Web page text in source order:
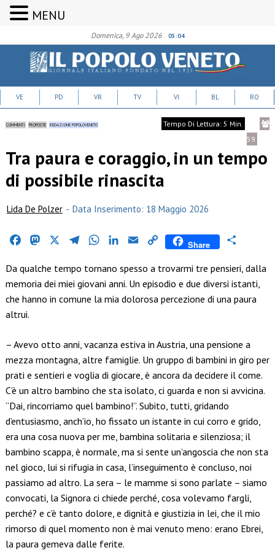
Domenica, 9 Ago 2026 05:04
VE PD VR TV VI BL RO
COMMENTI PROPOSTE REDAZIONE POPOLOVENETO
Tempo Di Lettura: 5 Min.
59
Tra paura e coraggio, in un tempo
di possibile rinascita
Lida De Polzer - Data Inserimento: 18 Maggio 2026
FacebookMastodon TelegramWhatsAppLinkedIn
Email Copy
Share
Da qualche tempo tornano spesso a trovarmi tre pensieri, dalla
memoria dei miei giovani anni. Un episodio e due diversi istanti,
che hanno in comune la mia dolorosa percezione di una paura
altrui.
– Avevo otto anni, vacanza estiva in Austria, una pensione a
mezza montagna, altre famiglie. Un gruppo di bambini in giro per
prati e sentieri e voglia di giocare, è ancora da decidere il come.
C’è un altro bambino che sta isolato, ci guarda e non si avvicina.
“Dai, rincorriamo quel bambino!”. Subito, tutti, gridando
d’entusiasmo, anch’io, ho fissato un istante in cui corro e grido,
era una cosa nuova per me, bambina solitaria e silenziosa; il
bambino scappa, è normale, ma si sente un’angoscia che non sta
nel gioco, lui si rifugia in casa, l’inseguimento è concluso, noi
passiamo ad altro. La sera – le mamme si sono parlate – siamo
convocati, la Signora ci chiede perché, cosa volevamo fargli,
perché? e c’è tanto dolore, e dignità e giustizia in lei, che il mio
rimorso di quel momento non è mai venuto meno: erano Ebrei,
la paura gemeva dalle ferite.
MENU